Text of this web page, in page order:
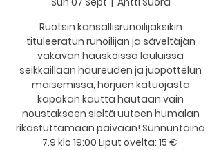
Ruotsin kansallisrunoilijaksikin
tituleeratun runoilijan ja säveltäjän
vakavan hauskoissa lauluissa
seikkaillaan haureuden ja juopottelun
maisemissa, horjuen katuojasta
kapakan kautta hautaan vain
noustakseen sieltä uuteen humalan
rikastuttamaan päivään! Sunnuntaina
7.9 klo 19:00 Liput ovelta: 15 €